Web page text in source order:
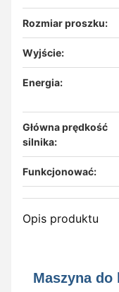
Rozmiar proszku:
Wyjście:
Energia:
Główna prędkość
silnika:
Funkcjonować:
Opis produktu
Maszyna do